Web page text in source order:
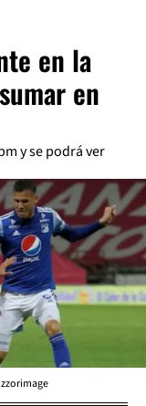
en la
en
y se podrá ver